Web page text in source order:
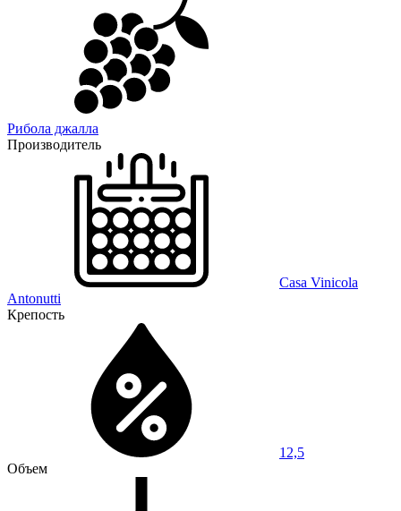
Рибола джалла
Производитель
Casa Vinicola
Antonutti
Крепость
12,5
Объем